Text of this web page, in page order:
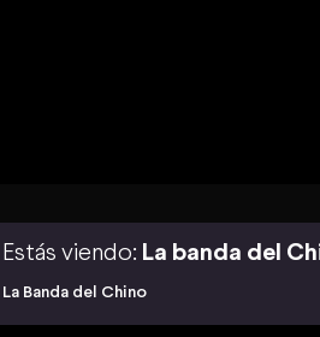
Estás viendo: La banda del
La Banda del Chino